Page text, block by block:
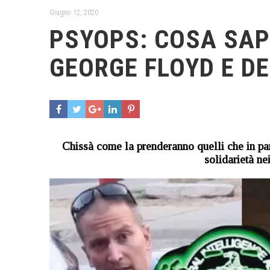
Giugno 12, 2020
PSYOPS: COSA
GEORGE FLOYD E
Chissà come la prenderanno quelli che in
solidarietà